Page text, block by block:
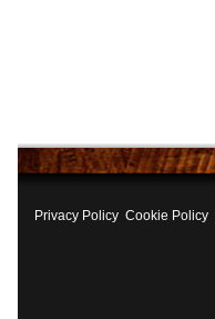
Privacy Policy Cookie Policy